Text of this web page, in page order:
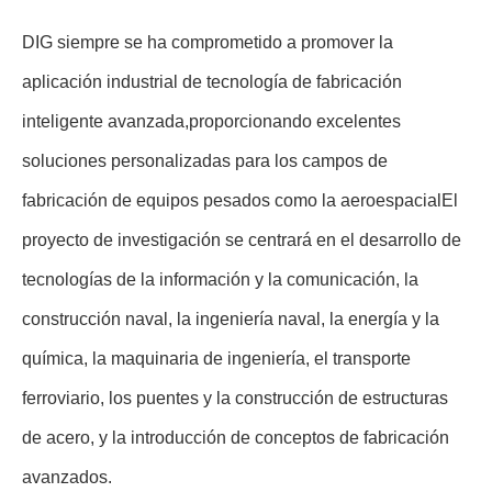
DIG siempre se ha comprometido a promover la
aplicación industrial de tecnología de fabricación
inteligente avanzada,proporcionando excelentes
soluciones personalizadas para los campos de
fabricación de equipos pesados como la aeroespacialEl
proyecto de investigación se centrará en el desarrollo de
tecnologías de la información y la comunicación, la
construcción naval, la ingeniería naval, la energía y la
química, la maquinaria de ingeniería, el transporte
ferroviario, los puentes y la construcción de estructuras
de acero, y la introducción de conceptos de fabricación
avanzados.